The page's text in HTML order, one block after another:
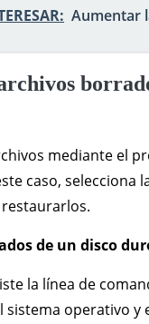
Aumentar
mediante el
caso,
de un disco
la línea de
operativo